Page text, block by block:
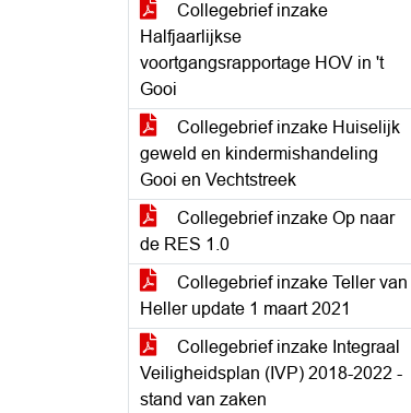
Collegebrief inzake
Halfjaarlijkse
voortgangsrapportage HOV in 't
Gooi
Collegebrief inzake Huiselijk
geweld en kindermishandeling
Gooi en Vechtstreek
Collegebrief inzake Op naar
de RES 1.0
Collegebrief inzake Teller van
Heller update 1 maart 2021
Collegebrief inzake Integraal
Veiligheidsplan (IVP) 2018-2022 -
stand van zaken